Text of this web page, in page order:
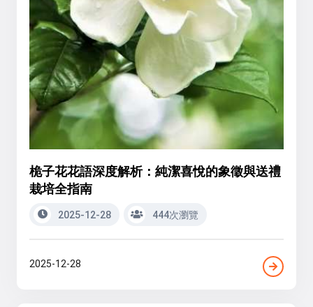
桅子花花語深度解析：純潔喜悅的象徵與送禮
栽培全指南
2025-12-28 444次瀏覽
2025-12-28